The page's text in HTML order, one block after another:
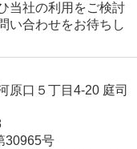
当社の利用をご検討
い合わせをお待ちし
原口５丁目4-20 庭司
30965号